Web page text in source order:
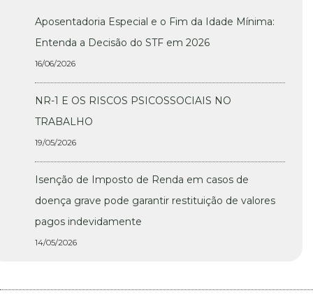
Aposentadoria Especial e o Fim da Idade Mínima:
Entenda a Decisão do STF em 2026
16/06/2026
NR-1 E OS RISCOS PSICOSSOCIAIS NO
TRABALHO
19/05/2026
Isenção de Imposto de Renda em casos de
doença grave pode garantir restituição de valores
pagos indevidamente
14/05/2026